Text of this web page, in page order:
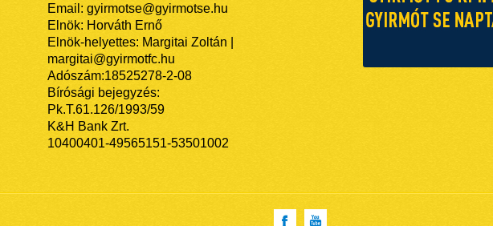
Email: gyirmotse@gyirmotse.hu
Elnök: Horváth Ernő
Elnök-helyettes: Margitai Zoltán |
margitai@gyirmotfc.hu
Adószám:18525278-2-08
Bírósági bejegyzés:
Pk.T.61.126/1993/59
K&H Bank Zrt.
10400401-49565151-53501002